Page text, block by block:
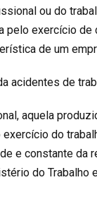
ou do
pelo exercício de
de um
acidentes de
aquela
do
e constante da
do Trabalho